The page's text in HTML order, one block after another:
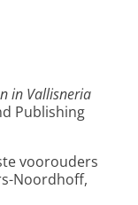
in Vallisneria
Publishing
voorouders
Noordhoff,